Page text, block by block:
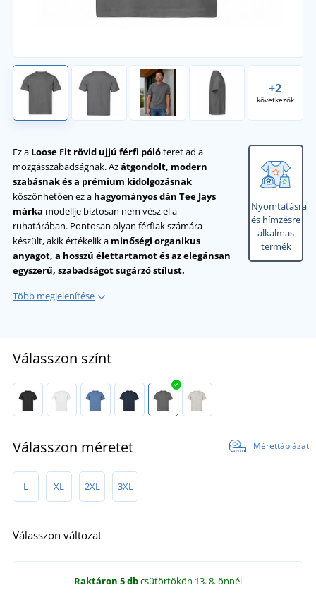
+2
következők
Ez a Loose Fit rövid ujjú férfi pólóteret ad a
mozgásszabadságnak. Azátgondolt, modern
szabásnak és a prémium kidolgozásnak
köszönhetően ez a hagyományos dán Tee Jays
márka modellje biztosan nem vész el a
ruhatárában. Pontosan olyan férfiak számára
készült, akik értékelik a minőségi organikus
anyagot, a hosszú élettartamot és az elegánsan
egyszerű, szabadságot sugárzó stílust.
Több megjelenítése
Nyomtatásra
és hímzésre
alkalmas
termék
Válasszon színt
Válasszon méretet Mérettáblázat
L XL 2XL 3XL
Válasszon változat
Raktáron 5 dbcsütörtökön 13. 8.önnél